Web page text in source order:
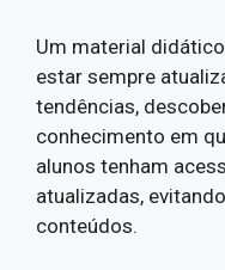
Um material
estar sempre
tendências,
conhecimento em
alunos tenham
atualizadas,
conteúdos.